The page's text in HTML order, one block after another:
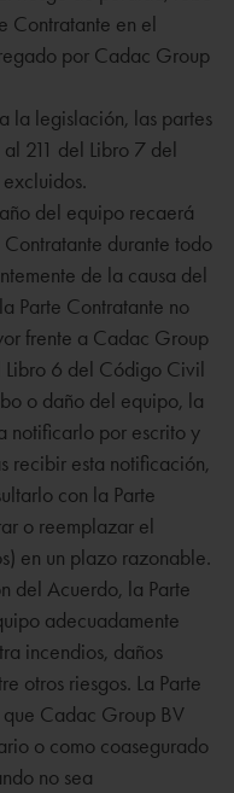
Contratante en el
por Cadac Group
la legislación, las partes
211 del Libro 7 del
del equipo recaerá
durante todo
de la causa del
Parte Contratante no
frente a Cadac Group
Libro 6 del Código Civil
o daño del equipo, la
notificarlo por escrito y
recibir esta notificación,
con la Parte
o reemplazar el
en un plazo razonable.
del Acuerdo, la Parte
adecuadamente
incendios, daños
otros riesgos. La Parte
Cadac Group BV
o como coasegurado
no sea